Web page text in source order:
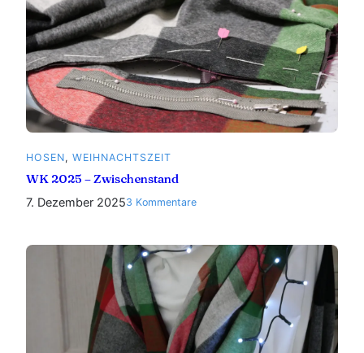
HOSEN, WEIHNACHTSZEIT
WK 2025 – Zwischenstand
7. Dezember 20253 Kommentarezu
Zwischenstand